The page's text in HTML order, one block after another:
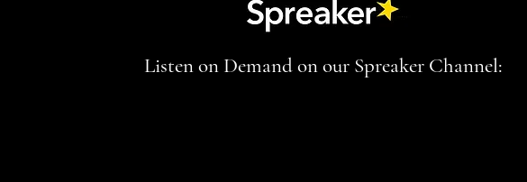
Listen on Demand on our Spreaker Channel: